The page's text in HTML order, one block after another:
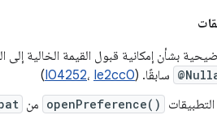
بشأن إمكانية قبول القيمة الخالية
سابقًا. ( I04252، Ie2cc0
)
openPreference() من